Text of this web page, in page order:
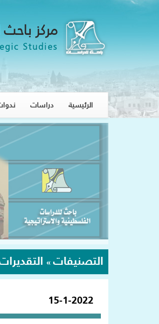
مركز
Studies
الرئيسية دراسات
التصنيفات »
15-1-2022